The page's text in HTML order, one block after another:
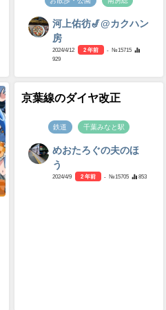
河上佑彷🎷@カクハン
房
2024/4/12 2 年前
- №15715
929
京葉線のダイヤ改正
鉄道 千葉みなと駅
めおたろぐの夫のほ
う
2024/4/9 2 年前 - №15705 853